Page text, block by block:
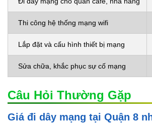
Thi công hệ thống mạng wifi
Lắp đặt và cấu hình thiết bị mạng
Sửa chữa, khắc phục sự cố mạng
Câu Hỏi Thường Gặp
Giá đi dây mạng tại Quận 8